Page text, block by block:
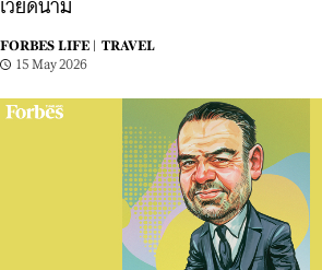
เวียดนาม
FORBES LIFE |
TRAVEL
15 May 2026